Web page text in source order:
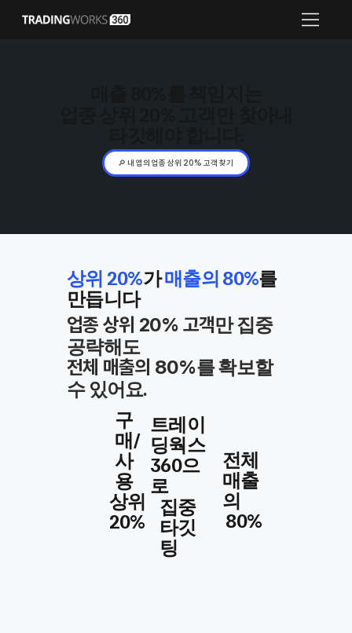
🔎 내 앱의 업종 상위 20% 고객 찾기
업종 상위 20% 고객만 집중
공략해도
전체 매출의 80%를 확보할
수 있어요.
구
매/
사
용
상위
20%
트레이
딩웍스
360으
로
집중
타깃
팅
​전체
매출
의
80%
상위 20%가매출의 80%를
만듭니다